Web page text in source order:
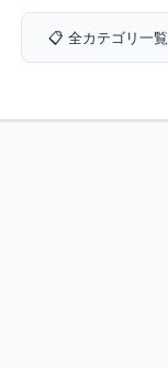
📋 全カテゴリ一覧